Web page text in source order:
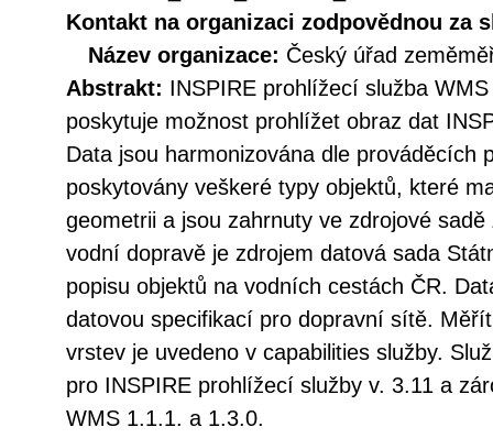
Kontakt na organizaci zodpovědnou za
Název organizace: Český úřad
Abstrakt: INSPIRE prohlížecí služba
poskytuje možnost prohlížet obraz dat
Data jsou harmonizována dle prováděcích
poskytovány veškeré typy objektů, které
geometrii a jsou zahrnuty ve zdrojové
vodní dopravě je zdrojem datová sada
popisu objektů na vodních cestách ČR.
datovou specifikací pro dopravní sítě.
vrstev je uvedeno v capabilities služby.
pro INSPIRE prohlížecí služby v. 3.11 a
WMS 1.1.1. a 1.3.0.